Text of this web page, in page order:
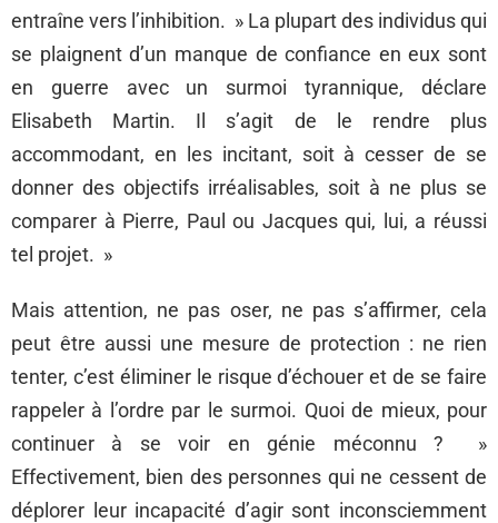
entraîne vers l’inhibition. » La plupart des individus qui
se plaignent d’un manque de confiance en eux sont
en guerre avec un surmoi tyrannique, déclare
Elisabeth Martin. Il s’agit de le rendre plus
accommodant, en les incitant, soit à cesser de se
donner des objectifs irréalisables, soit à ne plus se
comparer à Pierre, Paul ou Jacques qui, lui, a réussi
tel projet. »
Mais attention, ne pas oser, ne pas s’affirmer, cela
peut être aussi une mesure de protection : ne rien
tenter, c’est éliminer le risque d’échouer et de se faire
rappeler à l’ordre par le surmoi. Quoi de mieux, pour
continuer à se voir en génie méconnu ? »
Effectivement, bien des personnes qui ne cessent de
déplorer leur incapacité d’agir sont inconsciemment